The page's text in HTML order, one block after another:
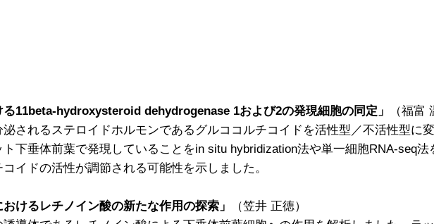
る11beta-hydroxysteroid dehydrogenase 1および2の発現細胞の同定 」
（福富
されるステロイドホルモンであるグルココルチコイドを活性型／不活性型に
下垂体前葉で発現していることをin situ hybridization法や単一細胞RNA-seq
イドの活性が調節される可能性を示しました。
けるレチノイン酸の新たな作用の探索」
（笠井 正徳）